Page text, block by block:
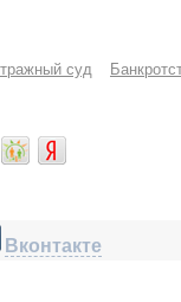
суд
Вконтакте